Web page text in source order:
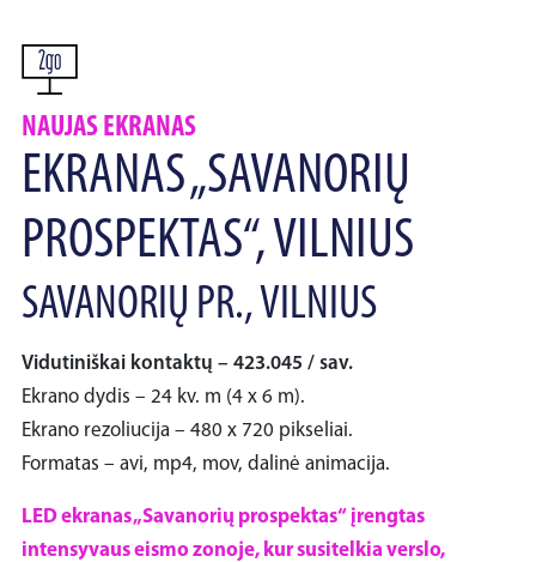
NAUJAS EKRANAS
EKRANAS „SAVANORIŲ
PROSPEKTAS“, VILNIUS
SAVANORIŲ PR., VILNIUS
Vidutiniškai kontaktų – 423.045 / sav.
Ekrano dydis – 24 kv. m (4 x 6 m).
Ekrano rezoliucija – 480 x 720 pikseliai.
Formatas – avi, mp4, mov, dalinė animacija.
LED ekranas „Savanorių prospektas“ įrengtas
intensyvaus eismo zonoje, kur susitelkia verslo,